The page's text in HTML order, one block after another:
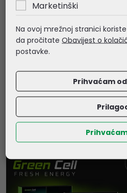
Kataloški broj:19.03.3000
Šifra:
Marketinški
Na ovoj mrežnoj stranici
da pročitateObavijest o
postavke.
Prihvaćam